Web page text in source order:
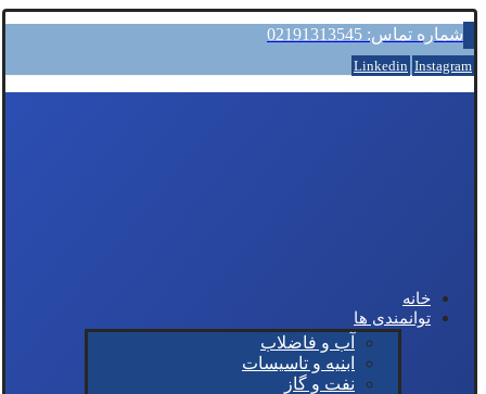
شماره تماس: 02191313545
Linkedin Instagram
خانه
توانمندی ها
آب و فاضلاب
ابنیه و تاسیسات
نفت و گاز